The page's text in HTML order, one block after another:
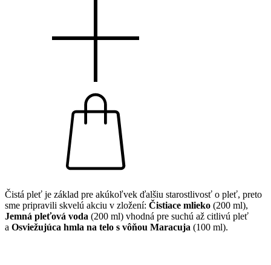
Čistá pleť je základ pre akúkoľvek ďalšiu starostlivosť o pleť, preto
sme pripravili skvelú akciu v zložení: Čistiace mlieko (200 ml),
Jemná pleťová voda (200 ml) vhodná pre suchú až citlivú pleť
a Osviežujúca hmla na telo s vôňou Maracuja (100 ml).